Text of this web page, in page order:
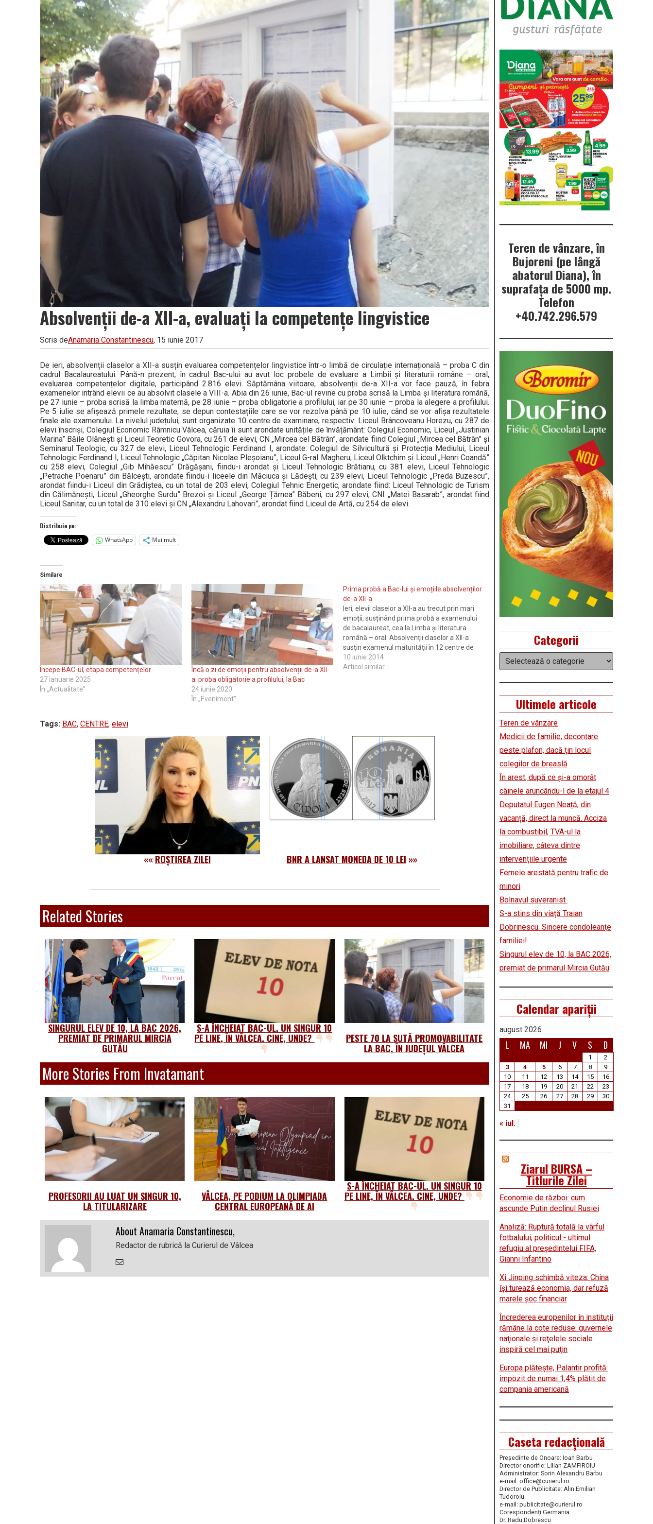
Vâlcea
Absolvenții de-a XII-a, evaluați la competențe lingvistice
Scris deAnamaria Constantinescu, 15 iunie 2017
De ieri, absolvenții claselor a XII-a susțin evaluarea competențelor lingvistice într-o limbă de circulație internațională – proba C din
cadrul Bacalaureatului. Până-n prezent, în cadrul Bac-ului au avut loc probele de evaluare a Limbii și literaturii române – oral,
evaluarea competențelor digitale, participând 2.816 elevi. Săptămâna viitoare, absolvenții de-a XII-a vor face pauză, în febra
examenelor intrând elevii ce au absolvit clasele a VIII-a. Abia din 26 iunie, Bac-ul revine cu proba scrisă la Limba și literatura română,
pe 27 iunie – proba scrisă la limba maternă, pe 28 iunie – proba obligatorie a profilului, iar pe 30 iunie – proba la alegere a profilului.
Pe 5 iulie se afișează primele rezultate, se depun contestațiile care se vor rezolva până pe 10 iulie, când se vor afișa rezultatele
finale ale examenului. La nivelul județului, sunt organizate 10 centre de examinare, respectiv: Liceul Brâncoveanu Horezu, cu 287 de
elevi înscriși, Colegiul Economic Râmnicu Vâlcea, căruia îi sunt arondate unitățile de învățământ: Colegiul Economic, Liceul „Justinian
Marina” Băile Olănești și Liceul Teoretic Govora, cu 261 de elevi, CN „Mircea cel Bătrân”, arondate fiind Colegiul „Mircea cel Bătrân” și
Seminarul Teologic, cu 327 de elevi, Liceul Tehnologic Ferdinand I, arondate: Colegiul de Silvicultură și Protecția Mediului, Liceul
Tehnologic Ferdinand I, Liceul Tehnologic „Căpitan Nicolae Pleșoianu”, Liceul G-ral Magheru, Liceul Olktchim și Liceul „Henri Coandă”
cu 258 elevi, Colegiul „Gib Mihăescu” Drăgășani, fiindu-i arondat și Liceul Tehnologic Brătianu, cu 381 elevi, Liceul Tehnologic
„Petrache Poenaru” din Bălcești, arondate fiindu-i liceele din Măciuca și Lădești, cu 239 elevi, Liceul Tehnologic „Preda Buzescu”,
arondat fiindu-i Liceul din Grădiștea, cu un total de 203 elevi, Colegiul Tehnic Energetic, arondate fiind: Liceul Tehnologic de Turism
din Călimănești, Liceul „Gheorghe Surdu” Brezoi și Liceul „George Țărnea” Băbeni, cu 297 elevi, CNI „Matei Basarab”, arondat fiind
Liceul Sanitar, cu un total de 310 elevi și CN „Alexandru Lahovari”, arondat fiind Liceul de Artă, cu 254 de elevi.
Distribuie pe:
WhatsApp
Mai mult
Similare
Începe BAC-ul, etapa competențelor
27 ianuarie 2025
În „Actualitate”
Încă o zi de emoții pentru absolvenții de-a XII-
a: proba obligatorie a profilului, la Bac
24 iunie 2020
În „Eveniment”
Prima probă a Bac-lui și emoțiile absolvenților
de-a XII-a
Ieri, elevii claselor a XII-a au trecut prin mari
emoții, susținând prima probă a examenului
de bacalaureat, cea la Limba și literatura
română – oral. Absolvenții claselor a XII-a
susțin examenul maturității în 12 centre de
examinare din județ: Liceul „Brătianu”
Drăgășani, Liceul „Preda Buzescu” Berbești,
10 iunie 2014
Articol similar
Tags: BAC, CENTRE, elevi
«« ROȘTIREA ZILEI BNR A LANSAT MONEDA DE 10 LEI »»
Related Stories
SINGURUL ELEV DE 10, LA BAC 2026,
PREMIAT DE PRIMARUL MIRCIA
GUTĂU
S-A ÎNCHEIAT BAC-UL. UN SINGUR 10
PE LINE, ÎN VÂLCEA. CINE, UNDE?
PESTE 70 LA SUTĂ PROMOVABILITATE
LA BAC, ÎN JUDEȚUL VÂLCEA
More Stories From Invatamant
PROFESORII AU LUAT UN SINGUR 10,
LA TITULARIZARE
VÂLCEA, PE PODIUM LA OLIMPIADA
CENTRAL EUROPEANĂ DE AI
S-A ÎNCHEIAT BAC-UL. UN SINGUR 10
PE LINE, ÎN VÂLCEA. CINE, UNDE?
About Anamaria Constantinescu,
Redactor de rubrică la Curierul de Vâlcea
Email
Author
Teren de vânzare, în
Bujoreni (pe lângă
abatorul Diana), în
suprafața de 5000 mp.
Telefon
+40.742.296.579
Categorii
Categorii
Ultimele articole
Teren de vânzare
Medicii de familie, decontare
peste plafon, dacă țin locul
colegilor de breaslă
În arest, după ce și-a omorât
câinele aruncându-l de la etajul 4
Deputatul Eugen Neață, din
vacanță, direct la muncă. Acciza
la combustibil, TVA-ul la
imobiliare, câteva dintre
intervențiile urgente
Femeie arestată pentru trafic de
minori
Bolnavul suveranist
S-a stins din viață Traian
Dobrinescu. Sincere condoleanțe
familiei!
Singurul elev de 10, la BAC 2026,
premiat de primarul Mircia Gutău
Calendar apariții
august 2026
L MA MI J V S D
1
2
3
4 5 6 7 8
9
10
11 12 13 14 15
16
17
18 19 20 21 22
23
24
25 26 27 28 29
30
31
« iul.
Ziarul BURSA –
Titlurile Zilei
Economie de război: cum
ascunde Putin declinul Rusiei
Analiză: Ruptură totală la vârful
fotbalului; politicul - ultimul
refugiu al preşedintelui FIFA,
Gianni Infantino
Xi Jinping schimbă viteza: China
îşi turează economia, dar refuză
marele şoc financiar
Încrederea europenilor în instituţii
rămâne la cote reduse: guvernele
naţionale şi reţelele sociale
inspiră cel mai puţin
Europa plăteşte, Palantir profită:
impozit de numai 1,4% plătit de
compania americană
Caseta redacțională
Președinte de Onoare: Ioan Barbu
Director onorific: Lilian ZAMFIROIU
Administrator: Sorin Alexandru Barbu
e-mail: office@curierul.ro
Director de Publicitate: Alin Emilian
Tudoroiu
e-mail: publicitate@curierul.ro
Corespondenți Germania:
Dr. Radu Dobrescu